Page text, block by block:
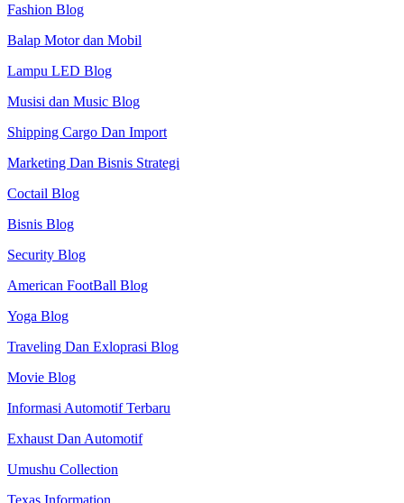
Fashion Blog
Balap Motor dan Mobil
Lampu LED Blog
Musisi dan Music Blog
Shipping Cargo Dan Import
Marketing Dan Bisnis Strategi
Coctail Blog
Bisnis Blog
Security Blog
American FootBall Blog
Yoga Blog
Traveling Dan Exloprasi Blog
Movie Blog
Informasi Automotif Terbaru
Exhaust Dan Automotif
Umushu Collection
Texas Information